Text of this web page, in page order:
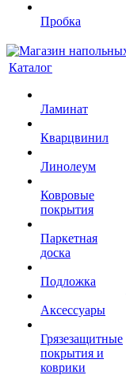
Пробка
Каталог
Ламинат
Кварцвинил
Линолеум
Ковровые
покрытия
Паркетная
доска
Подложка
Аксессуары
Грязезащитные
покрытия и
коврики